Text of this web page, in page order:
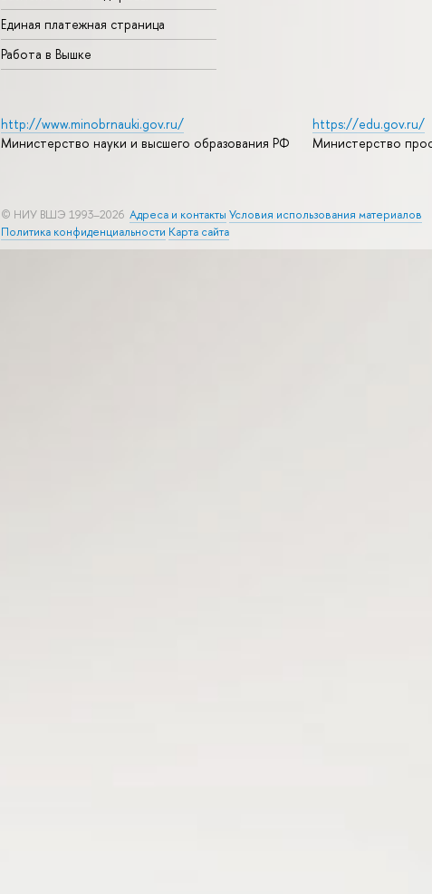
Единая платежная страница
Работа в Вышке
http://www.minobrnauki.gov.ru/
Министерство науки и высшего образования РФ
https://edu.gov.ru/
Министерство
© НИУ ВШЭ 1993–2026 Адреса и контакты Условия использования материалов
Политика конфиденциальности Карта сайта